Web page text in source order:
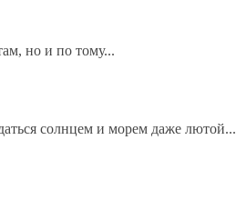
но и по тому...
солнцем и морем даже лютой...